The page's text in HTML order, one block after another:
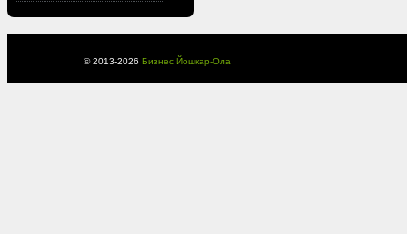
© 2013-2026 Бизнес Йошкар-Ола